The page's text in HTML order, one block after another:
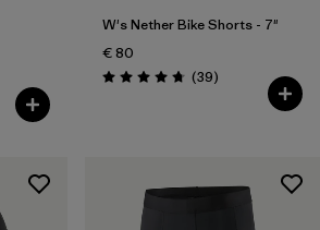
W's Nether Bike Shorts - 7"
€ 80
Bewertung: 4.8 / 5
(39Rezensionen
)